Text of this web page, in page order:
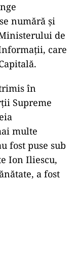
numără și
de
care
în
Supreme
multe
fost puse sub
Ion Iliescu,
a fost